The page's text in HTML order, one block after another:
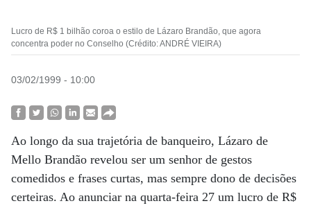
Lucro de R$ 1 bilhão coroa o estilo de Lázaro Brandão, que agora
concentra poder no Conselho (Crédito: ANDRÉ VIEIRA)
03/02/1999 - 10:00
Ao longo da sua trajetória de banqueiro, Lázaro de
Mello Brandão revelou ser um senhor de gestos
comedidos e frases curtas, mas sempre dono de decisões
certeiras. Ao anunciar na quarta-feira 27 um lucro de R$